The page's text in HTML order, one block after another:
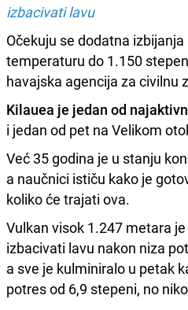
izbacivati lavu
Očekuju se dodatna
temperaturu do 1.150
havajska agencija za civilnu
Kilauea je jedan od
i jedan od pet na Velikom
Već 35 godina je u stanju
a naučnici ističu kako je
koliko će trajati ova.
Vulkan visok 1.247 metara
izbacivati lavu nakon niza
a sve je kulminiralo u petak
potres od 6,9 stepeni, no